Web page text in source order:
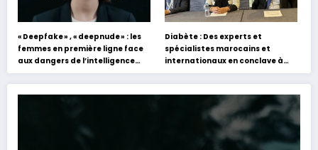
« Deepfake » , « deepnude » : les
femmes en première ligne face
aux dangers de l’intelligence
artificielle
Diabète : Des experts et
spécialistes marocains et
internationaux en conclave à
Tanger